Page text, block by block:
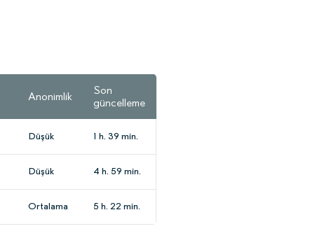
Anonimlik
Son
güncelleme
Düşük 1 h. 39 min.
Düşük 4 h. 59 min.
Ortalama 5 h. 22 min.